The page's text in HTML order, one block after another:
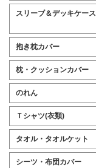
スリーブ＆デッキケース
抱き枕カバー
枕・クッションカバー
のれん
Ｔシャツ(衣類)
タオル・タオルケット
シーツ・布団カバー